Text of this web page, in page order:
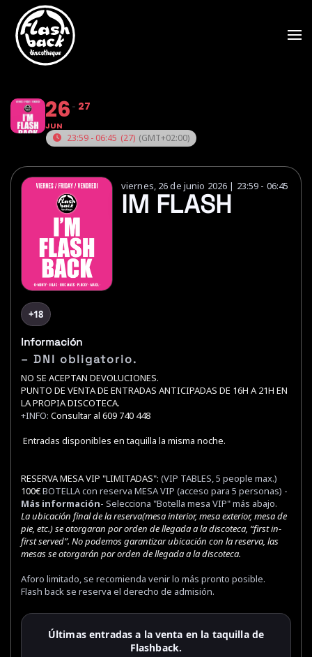
Skip to main content
26
JUN
27
23:59 - 06:45 (27) (GMT+02:00)
Información
– DNI obligatorio.
NO SE ACEPTAN DEVOLUCIONES.
PUNTO DE VENTA DE ENTRADAS ANTICIPADAS DE 16H A 21H EN
LA PROPIA DISCOTECA.
+INFO: Consultar al 609 740 448
Entradas disponibles en taquilla la misma noche.
RESERVA MESA VIP "LIMITADAS": (VIP TABLES, 5 people max.)
100€BOTELLA con reserva MESA VIP (acceso para 5 personas) -
Más información- Selecciona "Botella mesa VIP" más abajo.
La ubicación final de la reserva(mesa interior, mesa exterior, mesa de
pie, etc.) se otorgaran por orden de llegada a la discoteca, “first in-
first served”. No podemos garantizar ubicación con la reserva, las
mesas se otorgarán por orden de llegada a la discoteca.
Aforo limitado, se recomienda venir lo más pronto posible.
Flash back se reserva el derecho de admisión.
viernes, 26 de junio 2026 | 23:59 - 06:45
IM FLASH
+18
Últimas entradas a la venta en la taquilla de
Flashback.